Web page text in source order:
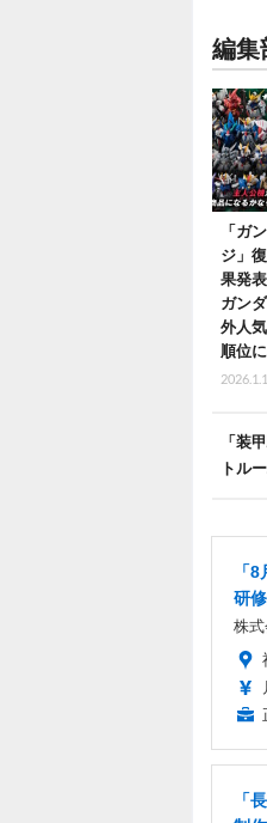
編集
「ガ
ジ」
果発
ガン
外人
順位に
「装
トル
「
研
株
「